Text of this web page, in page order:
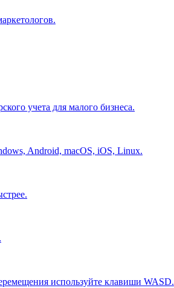
учета для малого бизнеса.
Android, macOS, iOS, Linux.
используйте клавиши WASD.